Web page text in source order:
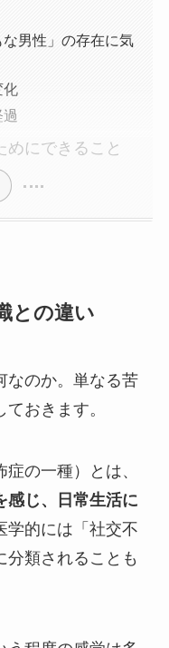
男性」の存在に気
化
めにできること
との違い
なのか。単なる苦
おきます。
の一種）とは、
感じ、日常生活に
学的には「社交不
分類されることも